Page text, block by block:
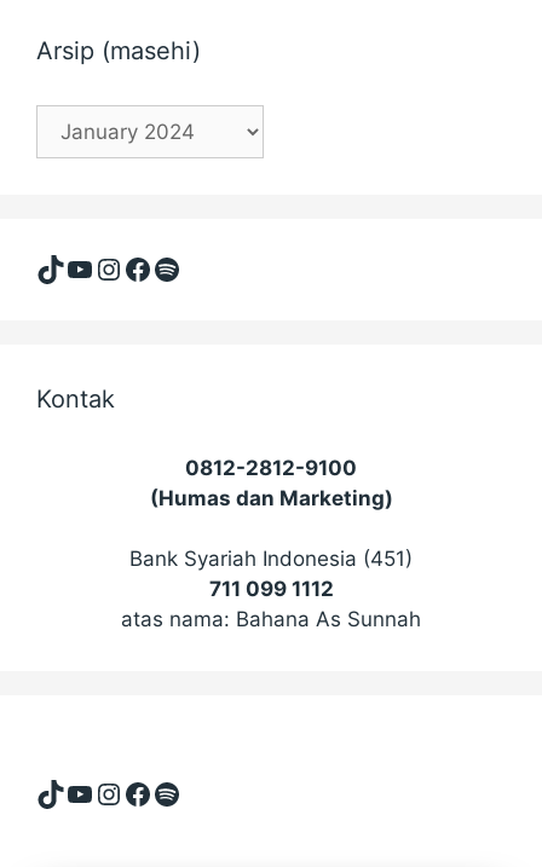
Arsip (masehi)
Arsip
(masehi)
TikTok
YouTube
Instagram
Facebook
Spotify
Kontak
0812-2812-9100
(Humas dan Marketing)
Bank Syariah Indonesia (451)
711 099 1112
atas nama: Bahana As Sunnah
TikTok
YouTube
Instagram
Facebook
Spotify